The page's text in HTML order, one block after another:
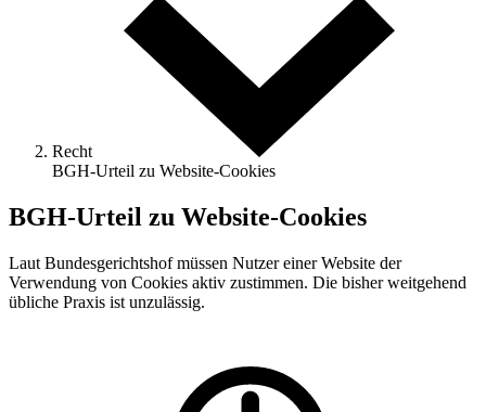
Recht
BGH-Urteil zu Website-Cookies
BGH-Urteil zu Website-Cookies
Laut Bundesgerichtshof müssen Nutzer einer Website der
Verwendung von Cookies aktiv zustimmen. Die bisher weitgehend
übliche Praxis ist unzulässig.